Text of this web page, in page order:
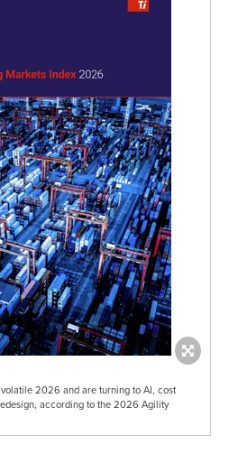
2026 and are turning to AI, cost
according to the 2026 Agility